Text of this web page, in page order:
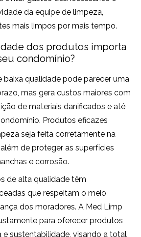
da equipe de limpeza,
mais limpos por mais tempo.
dos produtos importa
condomínio?
baixa qualidade pode parecer uma
mas gera custos maiores com
de materiais danificados e até
Produtos eficazes
seja feita corretamente na
de proteger as superfícies
e corrosão.
de alta qualidade têm
que respeitam o meio
dos moradores. A Med Limp
para oferecer produtos
e sustentabilidade, visando a total